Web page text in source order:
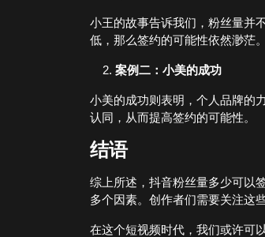
小王的故事告诉我们，粉丝量并
低，那么签约的可能性依然渺茫。
案例二：小美的成功
小美的成功则表明，个人品牌的
认同，从而提高签约的可能性。
结语
综上所述，抖音粉丝量多少可以
多个因素。创作者们需要关注这
在这个短视频时代，我们或许可